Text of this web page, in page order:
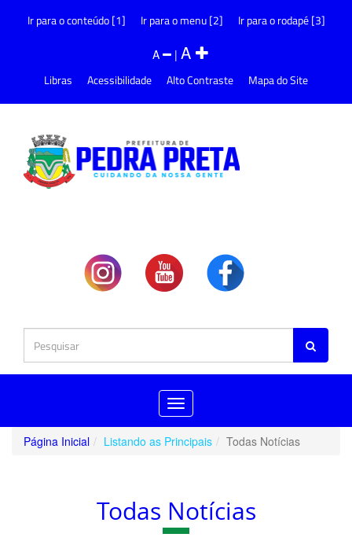
Ir para o conteúdo [1] Ir para o menu [2] Ir para o rodapé [3]
A |A
Libras Acessibilidade Alto Contraste Mapa do Site
Toggle
navigation
Página Inicial
Listando as Principais Todas Notícias
Todas Notícias